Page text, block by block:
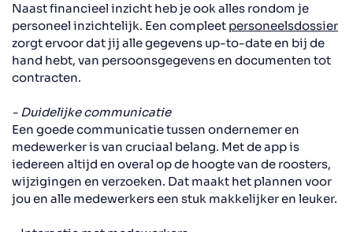
Naast financieel inzicht heb je ook alles rondom je
personeel inzichtelijk. Een compleet personeelsdossier
zorgt ervoor dat jij alle gegevens up-to-date en bij de
hand hebt, van persoonsgegevens en documenten tot
contracten.
- Duidelijke communicatie
Een goede communicatie tussen ondernemer en
medewerker is van cruciaal belang. Met de app is
iedereen altijd en overal op de hoogte van de roosters,
wijzigingen en verzoeken. Dat maakt het plannen voor
jou en alle medewerkers een stuk makkelijker en leuker.